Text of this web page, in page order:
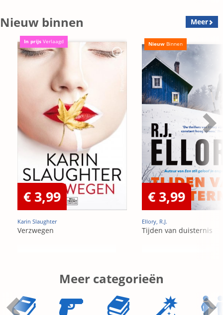
Nieuw binnen Meer
In prijs Verlaagd
€ 3,99
Karin Slaughter
Verzwegen
Nieuw Binnen
€ 3,99
Ellory, R.J.
Tijden van duisternis
Meer categorieën